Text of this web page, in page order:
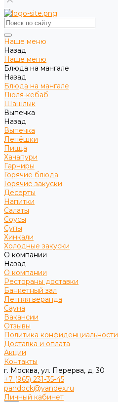
Наше меню
Назад
Наше меню
Блюда на мангале
Назад
Блюда на мангале
Люля-кебаб
Шашлык
Выпечка
Назад
Выпечка
Лепёшки
Пицца
Хачапури
Гарниры
Горячие блюда
Горячие закуски
Десерты
Напитки
Салаты
Соусы
Супы
Хинкали
Холодные закуски
О компании
Назад
О компании
Рестораны доставки
Банкетный зал
Летняя веранда
Сауна
Вакансии
Отзывы
Политика конфиденциальности
Доставка и оплата
Акции
Контакты
г. Москва, ул. Перерва, д. 30
+7 (965) 231-35-45
pandock@yandex.ru
Личный кабинет